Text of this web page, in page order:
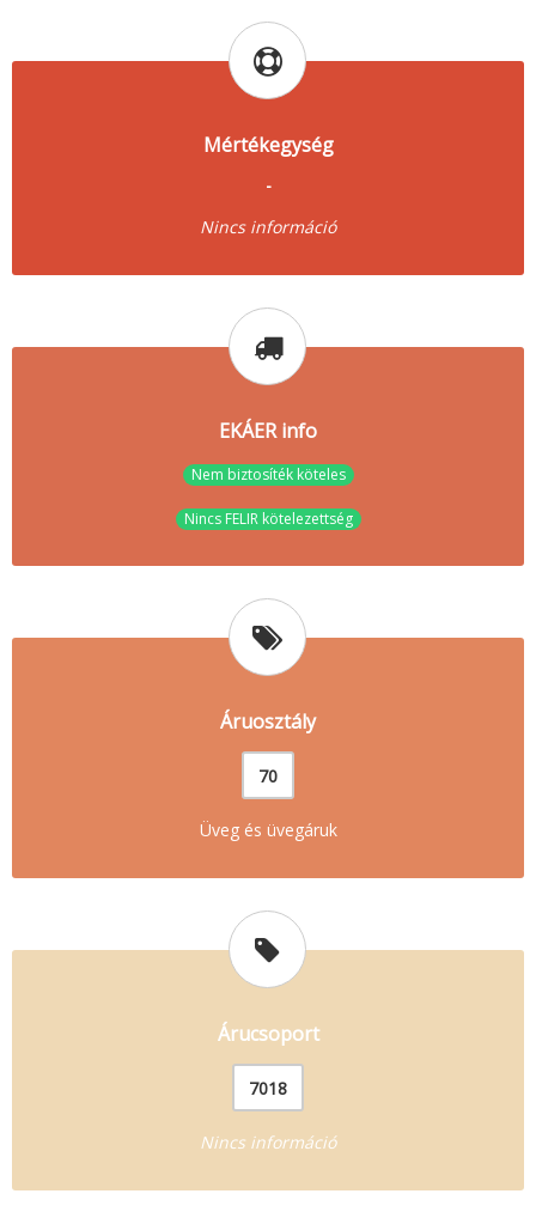
Mértékegység
-
Nincs információ
EKÁER info
Nem biztosíték köteles
Nincs FELIR kötelezettség
Áruosztály
70
Üveg és üvegáruk
Árucsoport
7018
Nincs információ